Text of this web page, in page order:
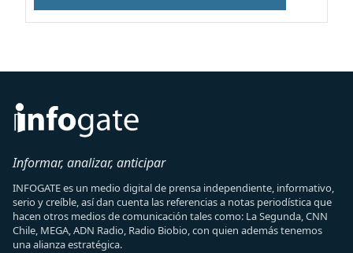
Informar, analizar, anticipar
INFOGATE es un medio digital de prensa independiente, informativo,
serio y creíble, así dan cuenta las referencias a notas periodística que
hacen otros medios de comunicación tales como: La Segunda, CNN
Chile, MEGA, ADN Radio, Radio Biobio, con quien además tenemos
una alianza estratégica.